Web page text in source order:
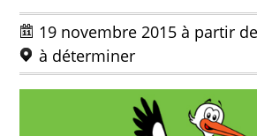
19 novembre 2015 à partir
à déterminer